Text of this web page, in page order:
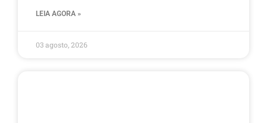
LEIA AGORA »
03 agosto, 2026